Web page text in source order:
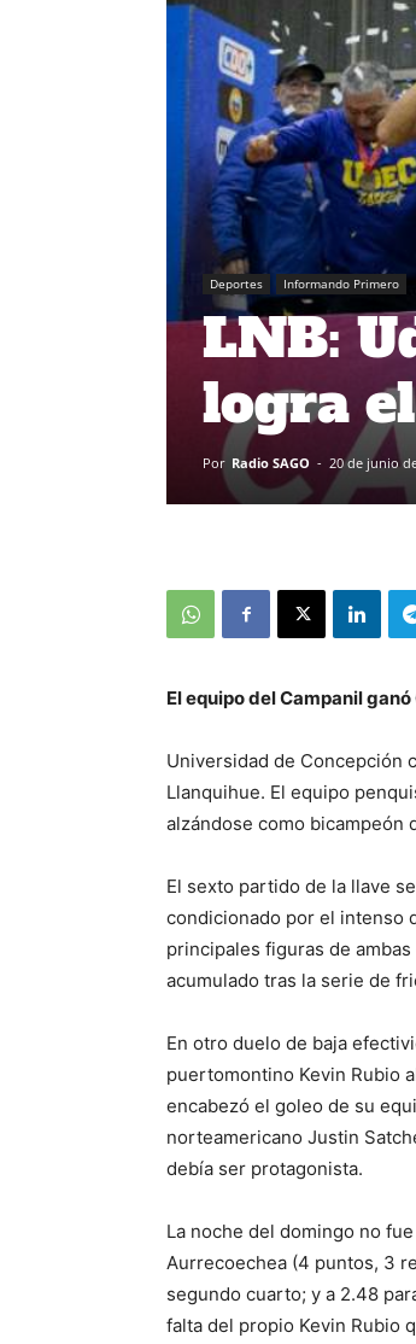
Deportes Informando Primero
LNB:
logra
Por Radio SAGO - 20 de junio
El equipo del Campanil
Universidad de Concepción
Llanquihue. El equipo
alzándose como bicampeón
El sexto partido de la llave
condicionado por el intenso
principales figuras de
acumulado tras la serie de
En otro duelo de baja
puertomontino Kevin Rubio
encabezó el goleo de su
norteamericano Justin
debía ser protagonista.
La noche del domingo no
Aurrecoechea (4 puntos, 3
segundo cuarto; y a 2.48
falta del propio Kevin Rubio